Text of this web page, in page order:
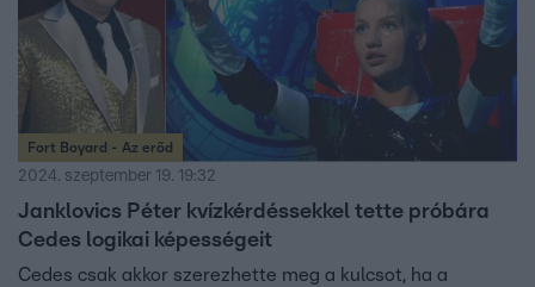
Fort Boyard - Az erőd
2024. szeptember 19. 19:32
Janklovics Péter kvízkérdéssekkel tette próbára
Cedes logikai képességeit
Cedes csak akkor szerezhette meg a kulcsot, ha a